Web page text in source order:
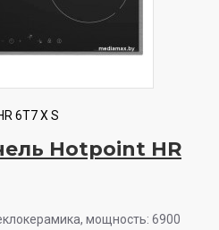
6T7 X S
Hotpoint HR
мощность: 6900